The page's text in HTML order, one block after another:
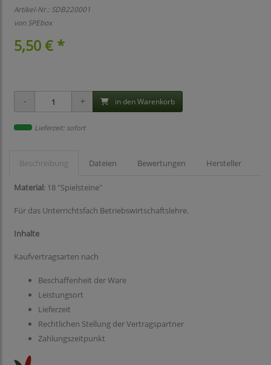
Artikel-Nr.:SDB220001
von SPEbox
5,50 € *
in den Warenkorb
Lieferzeit: sofort
Beschreibung Dateien Bewertungen Hersteller
Material: 18 "Spielsteine"
Für das Unterrichtsfach Betriebswirtschaftslehre.
Inhalte
Kaufvertragsarten nach
Beschaffenheit der Ware
Leistungsort
Lieferzeit
Rechtlichen Stellung der Vertragspartner
Zahlungszeitpunkt